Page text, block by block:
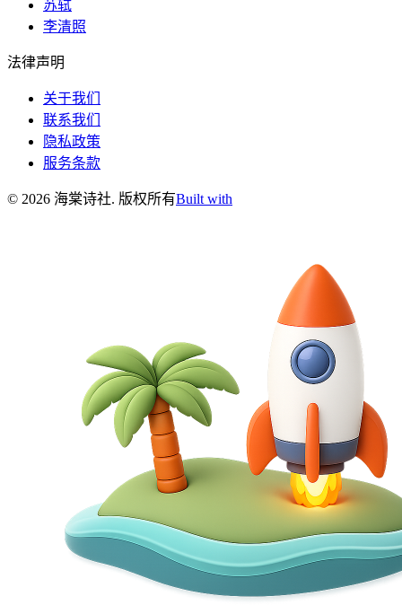
苏轼
李清照
法律声明
关于我们
联系我们
隐私政策
服务条款
© 2026 海棠诗社. 版权所有Built with